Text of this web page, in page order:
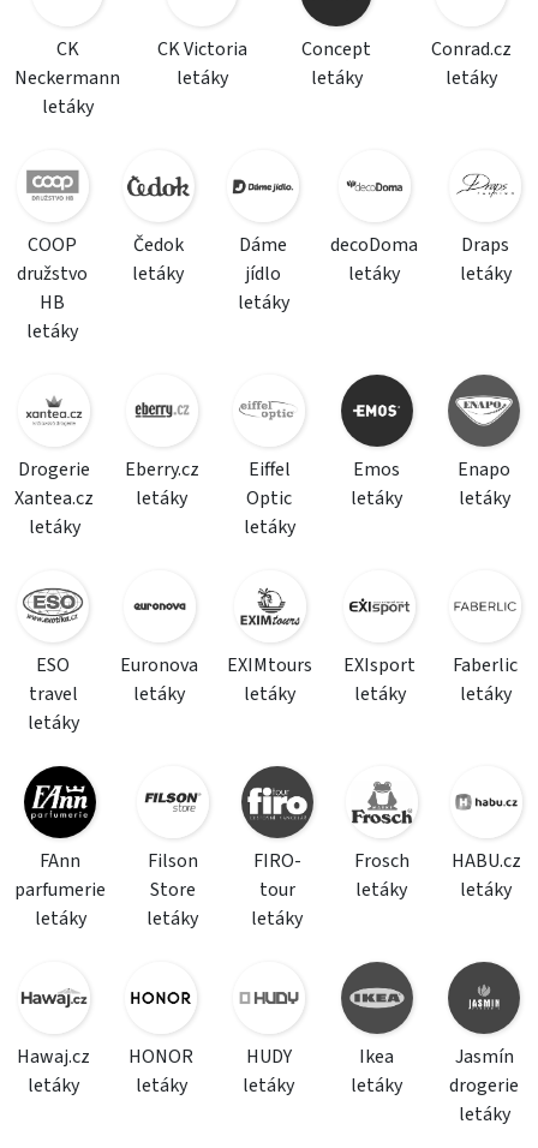
CK
Neckermann
letáky
CK Victoria
letáky
Concept
letáky
Conrad.cz
letáky
COOP
družstvo
HB
letáky
Čedok
letáky
Dáme
jídlo
letáky
decoDoma
letáky
Draps
letáky
Drogerie
Xantea.cz
letáky
Eberry.cz
letáky
Eiffel
Optic
letáky
Emos
letáky
Enapo
letáky
ESO
travel
letáky
Euronova
letáky
EXIMtours
letáky
EXIsport
letáky
Faberlic
letáky
FAnn
parfumerie
letáky
Filson
Store
letáky
FIRO-
tour
letáky
Frosch
letáky
HABU.cz
letáky
Hawaj.cz
letáky
HONOR
letáky
HUDY
letáky
Ikea
letáky
Jasmín
drogerie
letáky